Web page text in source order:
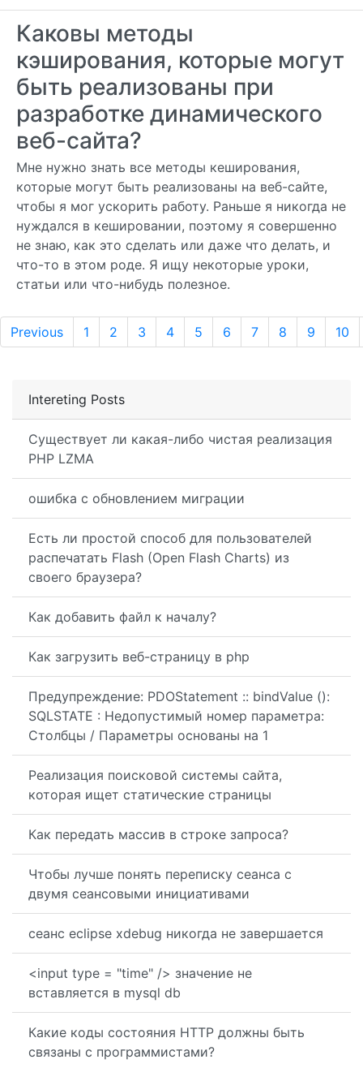
Каковы методы
кэширования, которые могут
быть реализованы при
разработке динамического
веб-сайта?
Мне нужно знать все методы кеширования,
которые могут быть реализованы на веб-сайте,
чтобы я мог ускорить работу. Раньше я никогда не
нуждался в кешировании, поэтому я совершенно
не знаю, как это сделать или даже что делать, и
что-то в этом роде. Я ищу некоторые уроки,
статьи или что-нибудь полезное.
Previous 1 2 3 4 5 6 7 8 9 10
Intereting Posts
Существует ли какая-либо чистая реализация
PHP LZMA
ошибка с обновлением миграции
Есть ли простой способ для пользователей
распечатать Flash (Open Flash Charts) из
своего браузера?
Как добавить файл к началу?
Как загрузить веб-страницу в php
Предупреждение: PDOStatement :: bindValue ():
SQLSTATE : Недопустимый номер параметра:
Столбцы / Параметры основаны на 1
Реализация поисковой системы сайта,
которая ищет статические страницы
Как передать массив в строке запроса?
Чтобы лучше понять переписку сеанса с
двумя сеансовыми инициативами
сеанс eclipse xdebug никогда не завершается
<input type = "time" /> значение не
вставляется в mysql db
Какие коды состояния HTTP должны быть
связаны с программистами?